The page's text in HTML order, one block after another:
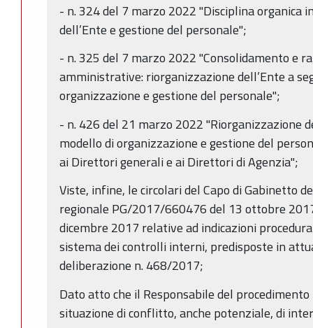
- n. 324 del 7 marzo 2022 "Disciplina organica
dell’Ente e gestione del personale";
- n. 325 del 7 marzo 2022 "Consolidamento e
amministrative: riorganizzazione dell’Ente a
organizzazione e gestione del personale";
- n. 426 del 21 marzo 2022 "Riorganizzazione
modello di organizzazione e gestione del
ai Direttori generali e ai Direttori di Agenzia";
Viste, infine, le circolari del Capo di Gabinetto
regionale PG/2017/660476 del 13 ottobre
dicembre 2017 relative ad indicazioni
sistema dei controlli interni, predisposte in
deliberazione n. 468/2017;
Dato atto che il Responsabile del
situazione di conflitto, anche potenziale, di